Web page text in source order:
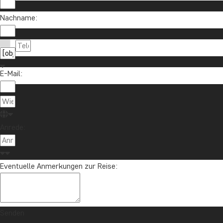
Nachname:
E-Mail:
Eventuelle Anmerkungen zur Reise:
Möchten Sie Reiseinspirationen und Neuigkeiten
Melden Sie sich für unseren Newsletter an und nehmen Sie
info@tourcompass.de